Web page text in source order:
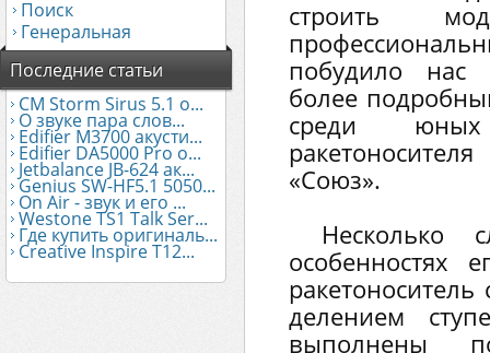
Поиск
Генеральная
Последние статьи
CM Storm Sirus 5.1 о...
О звуке пара слов...
Edifier М3700 акусти...
Edifier DA5000 Pro о...
Jetbalance JB-624 ак...
Genius SW-HF5.1 5050...
On Air - звук и его ...
Westone TS1 Talk Ser...
Где купить оригиналь...
Creative Inspire T12...
строить
побудило нас
более
среди
«Союз».
Несколько
особенностях
делением
выполнены